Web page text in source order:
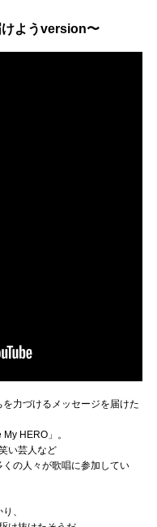
けようversion〜
力づけるメッセージを届けた
HERO」。
い芸人など
の人々が歌唱に参加してい
、